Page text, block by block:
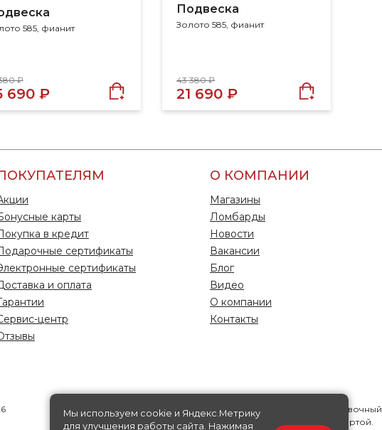
585, фианит
380 ₽
690 ₽
Подвеска
Золото 585, фианит
43 380 ₽
21 690 ₽
карты
в кредит
сертификаты
сертификаты
и оплата
центр
О КОМПАНИИ
Магазины
Ломбарды
Новости
Вакансии
Блог
Видео
О компании
Контакты
Информация на данной странице носит исключительно справочный
характер, ни при каких условиях не является публичной офертой.
Мы используем cookie и Яндекс.Метрику
для улучшения работы сайта. Нажимая